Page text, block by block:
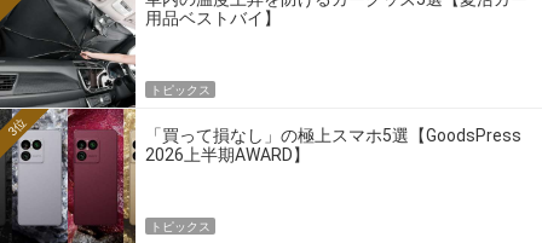
用品ベストバイ】
トピックス
「買って損なし」の極上スマホ5選【GoodsPress
2026上半期AWARD】
3位
トピックス